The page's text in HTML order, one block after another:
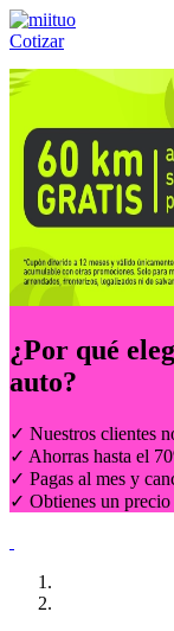
Cotizar
Llámanos al:(55) 84-
¿Por qué
auto?
✓ Nuestros clientes
✓ Ahorras hasta el
✓ Pagas al mes y
✓ Obtienes un